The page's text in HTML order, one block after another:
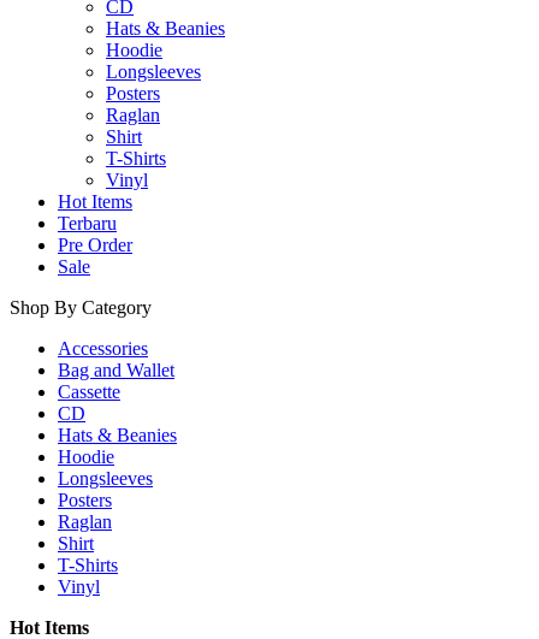
CD
Hats & Beanies
Hoodie
Longsleeves
Posters
Raglan
Shirt
T-Shirts
Vinyl
Hot Items
Terbaru
Pre Order
Sale
Shop By Category
Accessories
Bag and Wallet
Cassette
CD
Hats & Beanies
Hoodie
Longsleeves
Posters
Raglan
Shirt
T-Shirts
Vinyl
Hot Items